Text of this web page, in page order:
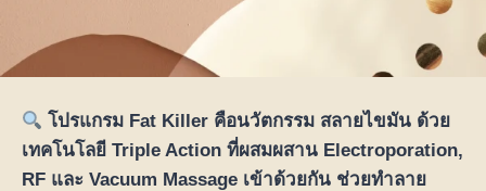
โปรแกรม Fat Killer คือนวัตกรรม สลายไขมัน ด้วย
เทคโนโลยี Triple Action ที่ผสมผสาน Electroporation,
RF และ Vacuum Massage เข้าด้วยกัน ช่วยทำลาย